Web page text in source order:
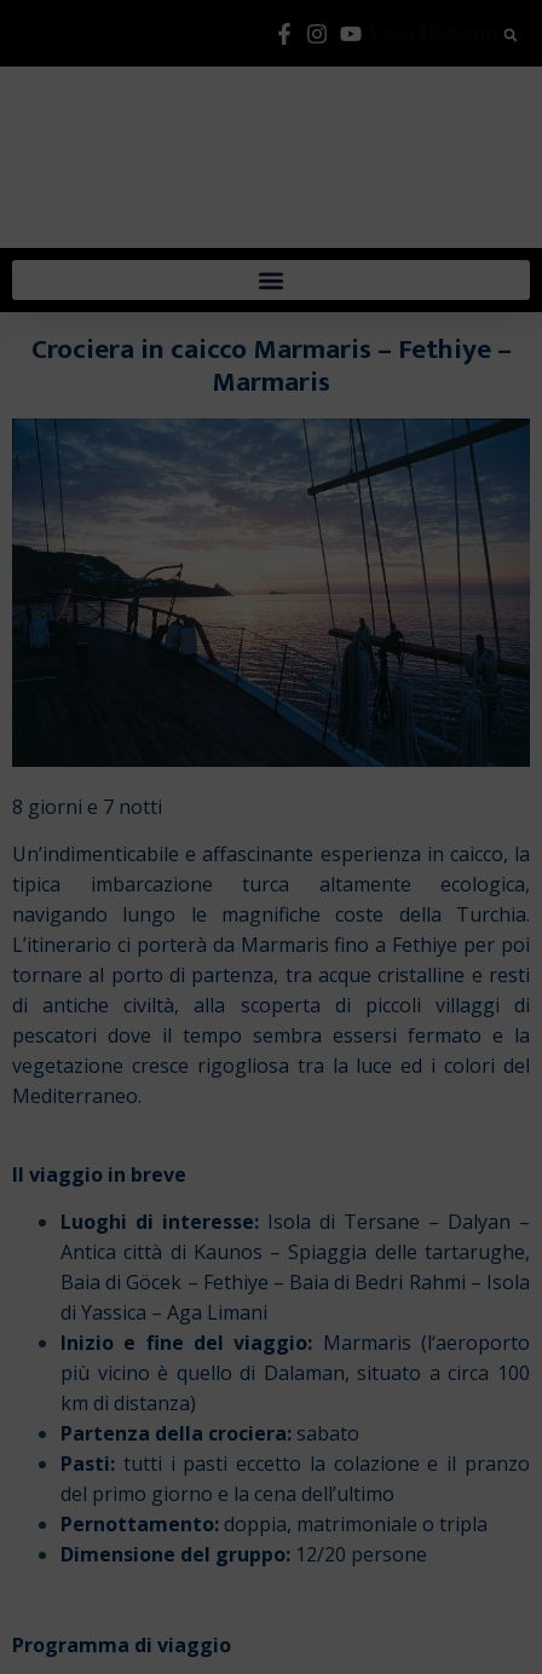
Crociera in caicco Marmaris – Fethiye –
Marmaris
8 giorni e 7 notti
Un’indimenticabile e affascinante esperienza in caicco, la
tipica imbarcazione turca altamente ecologica,
navigando lungo le magnifiche coste della Turchia.
L’itinerario ci porterà da Marmaris fino a Fethiye per poi
tornare al porto di partenza, tra acque cristalline e resti
di antiche civiltà, alla scoperta di piccoli villaggi di
pescatori dove il tempo sembra essersi fermato e la
vegetazione cresce rigogliosa tra la luce ed i colori del
Mediterraneo.
Il viaggio in breve
Luoghi di interesse: Isola di Tersane – Dalyan –
Antica città di Kaunos – Spiaggia delle tartarughe,
Baia di Göcek – Fethiye – Baia di Bedri Rahmi – Isola
di Yassica – Aga Limani
Inizio e fine del viaggio: Marmaris (l‘aeroporto
più vicino è quello di Dalaman, situato a circa 100
km di distanza)
Partenza della crociera: sabato
Pasti: tutti i pasti eccetto la colazione e il pranzo
del primo giorno e la cena dell’ultimo
Pernottamento: doppia, matrimoniale o tripla
Dimensione del gruppo: 12/20 persone
Programma di viaggio